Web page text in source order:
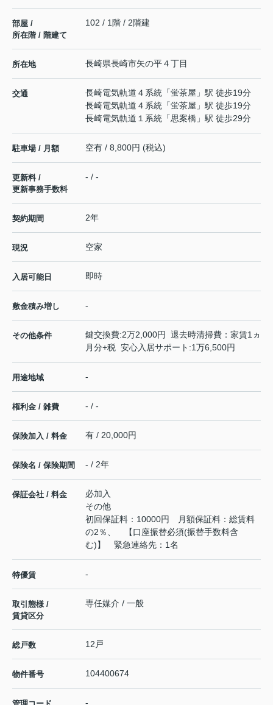
部屋 /
所在階 / 階建て
102 / 1階 / 2階建
所在地 長崎県長崎市矢の平４丁目
交通 長崎電気軌道４系統 「蛍茶屋 」駅 徒歩19分
長崎電気軌道４系統 「蛍茶屋 」駅 徒歩19分
長崎電気軌道１系統 「思案橋 」駅 徒歩29分
駐車場 / 月額 空有 / 8,800円 (税込)
更新料 /
更新事務手数料
- / -
契約期間 2年
現況 空家
入居可能日 即時
敷金積み増し -
その他条件
鍵交換費:2万2,000円 退去時清掃費：家賃1ヵ
月分+税 安心入居サポート:1万6,500円
用途地域 -
権利金 / 雑費 - / -
保険加入 / 料金 有 / 20,000円
保険名 / 保険期間 - / 2年
保証会社 / 料金
必加入
その他
初回保証料：10000円 月額保証料：総賃料
の2％、 【口座振替必須(振替手数料含
む)】 緊急連絡先：1名
特優賃 -
取引態様 /
賃貸区分
専任媒介 / 一般
総戸数 12戸
物件番号 104400674
-